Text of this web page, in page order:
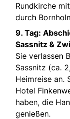
Rundkirche
durch
9. Tag:
Sassnitz &
Sie verlassen
Sassnitz (ca.
Heimreise an.
Hotel
haben, die
genießen.